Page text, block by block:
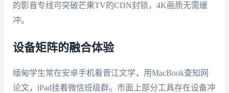
的影音专线可突破芒果TV的CDN封锁，4K画质无需缓
冲。
设备矩阵的融合体验
缅甸学生常在安卓手机看晋江文学，用MacBook查知网
论文，iPad挂着微信班级群。市面上部分工具存在设备冲